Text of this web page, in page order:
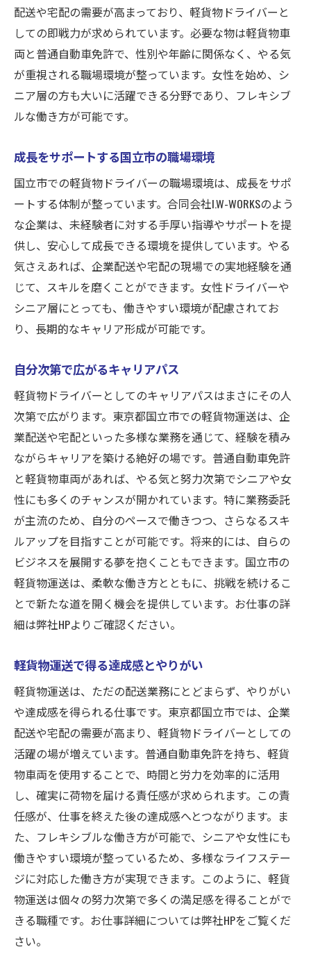
配送や宅配の需要が高まっており、軽貨物ドライバーと
しての即戦力が求められています。必要な物は軽貨物車
両と普通自動車免許で、性別や年齢に関係なく、やる気
が重視される職場環境が整っています。女性を始め、シ
ニア層の方も大いに活躍できる分野であり、フレキシブ
ルな働き方が可能です。
成長をサポートする国立市の職場環境
国立市での軽貨物ドライバーの職場環境は、成長をサポ
ートする体制が整っています。合同会社I.W-WORKSのよう
な企業は、未経験者に対する手厚い指導やサポートを提
供し、安心して成長できる環境を提供しています。やる
気さえあれば、企業配送や宅配の現場での実地経験を通
じて、スキルを磨くことができます。女性ドライバーや
シニア層にとっても、働きやすい環境が配慮されてお
り、長期的なキャリア形成が可能です。
自分次第で広がるキャリアパス
軽貨物ドライバーとしてのキャリアパスはまさにその人
次第で広がります。東京都国立市での軽貨物運送は、企
業配送や宅配といった多様な業務を通じて、経験を積み
ながらキャリアを築ける絶好の場です。普通自動車免許
と軽貨物車両があれば、やる気と努力次第でシニアや女
性にも多くのチャンスが開かれています。特に業務委託
が主流のため、自分のペースで働きつつ、さらなるスキ
ルアップを目指すことが可能です。将来的には、自らの
ビジネスを展開する夢を抱くこともできます。国立市の
軽貨物運送は、柔軟な働き方とともに、挑戦を続けるこ
とで新たな道を開く機会を提供しています。お仕事の詳
細は弊社HPよりご確認ください。
軽貨物運送で得る達成感とやりがい
軽貨物運送は、ただの配送業務にとどまらず、やりがい
や達成感を得られる仕事です。東京都国立市では、企業
配送や宅配の需要が高まり、軽貨物ドライバーとしての
活躍の場が増えています。普通自動車免許を持ち、軽貨
物車両を使用することで、時間と労力を効率的に活用
し、確実に荷物を届ける責任感が求められます。この責
任感が、仕事を終えた後の達成感へとつながります。ま
た、フレキシブルな働き方が可能で、シニアや女性にも
働きやすい環境が整っているため、多様なライフステー
ジに対応した働き方が実現できます。このように、軽貨
物運送は個々の努力次第で多くの満足感を得ることがで
きる職種です。お仕事詳細については弊社HPをご覧くだ
さい。